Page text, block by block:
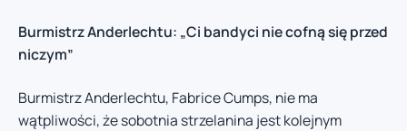
Burmistrz Anderlechtu: „Ci bandyci nie cofną się przed
niczym”
Burmistrz Anderlechtu, Fabrice Cumps, nie ma
wątpliwości, że sobotnia strzelanina jest kolejnym